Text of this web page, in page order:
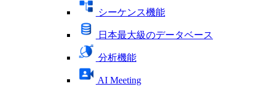
シーケンス機能
日本最大級のデータベース
分析機能
AI Meeting